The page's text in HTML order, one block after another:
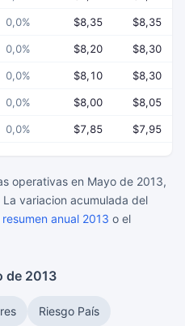
0,0% $8,35 $8,35
0,0% $8,20 $8,30
0,0% $8,10 $8,30
0,0% $8,00 $8,05
0,0% $7,85 $7,95
operativas en Mayo de 2013,
variacion acumulada del
resumen anual 2013 o el
de 2013
Riesgo País